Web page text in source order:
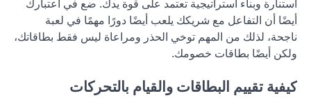
استنارة وبناء استراتيجية تعتمد على قوة يدك. ضع في اعتبارك
أيضًا أن التفاعل مع شريكك يلعب أيضًا دورًا مهمًا في لعبة
ناجحة، لذلك من المهم توخي الحذر ومراعاة ليس فقط بطاقاتك،
ولكن أيضًا بطاقات خصومك.
كيفية تقييم البطاقات والقيام بالتحركات